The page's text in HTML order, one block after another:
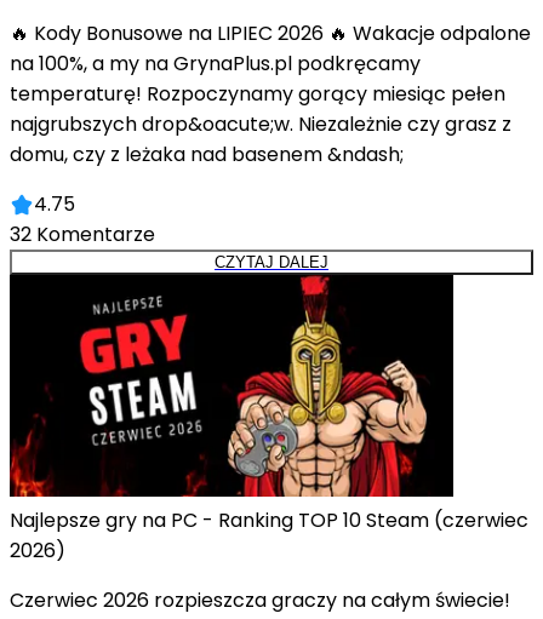
🔥 Kody Bonusowe na LIPIEC 2026 🔥 Wakacje odpalone
na 100%, a my na GrynaPlus.pl podkręcamy
temperaturę! Rozpoczynamy gorący miesiąc pełen
najgrubszych drop&oacute;w. Niezależnie czy grasz z
domu, czy z leżaka nad basenem &ndash;
4.75
32 Komentarze
CZYTAJ DALEJ
Najlepsze gry na PC - Ranking TOP 10 Steam (czerwiec
2026)
Czerwiec 2026 rozpieszcza graczy na całym świecie!